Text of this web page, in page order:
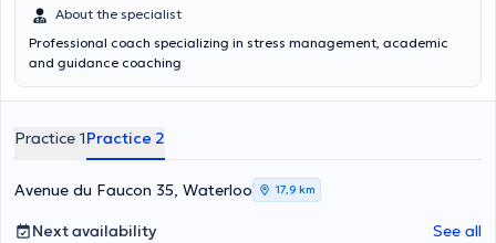
About the specialist
Professional coach specializing in stress management, academic
and guidance coaching
Practice 1Practice 2
Avenue du Faucon 35, Waterloo 17,9 km
Next availability See all